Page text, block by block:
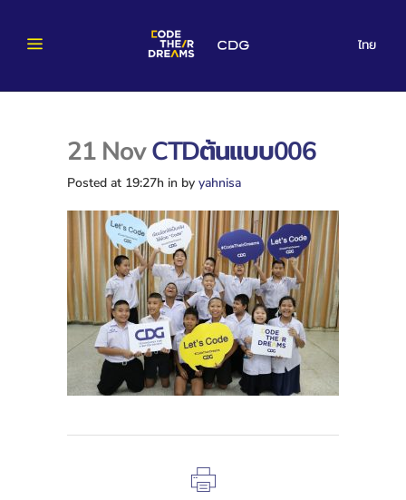
ไทย
21 NovCTDต้นแบบ006
Posted at 19:27h in by yahnisa